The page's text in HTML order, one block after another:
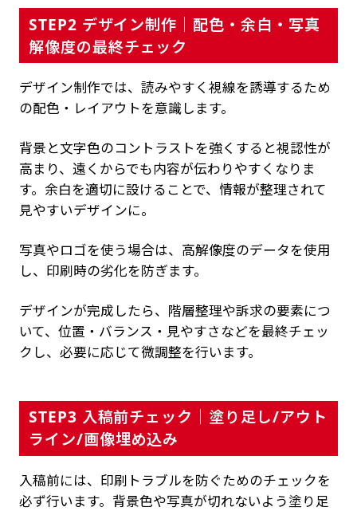
STEP2 デザイン制作｜配色・余白・写真
解像度の最終チェック
デザイン制作では、読みやすく視線を誘導するため
の配色・レイアウトを意識します。
背景と文字色のコントラストを強くすると視認性が
高まり、遠くからでも内容が伝わりやすくなりま
す。余白を適切に設けることで、情報が整理されて
見やすいデザインに。
写真やロゴを使う場合は、高解像度のデータを使用
し、印刷時の劣化を防ぎます。
デザインが完成したら、階層整理や訴求の要素につ
いて、位置・バランス・見やすさなどを最終チェッ
クし、必要に応じて微調整を行います。
STEP3 入稿前チェック｜塗り足し/アウト
ライン/画像埋め込み
入稿前には、印刷トラブルを防ぐためのチェックを
必ず行います。背景色や写真が切れないよう塗り足